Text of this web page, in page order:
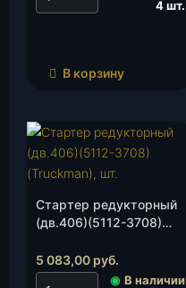
4 шт.
В корзину
Стартер редукторный
(дв.406)(5112-3708)
5 083,00 руб.
◉ В наличии